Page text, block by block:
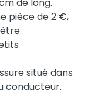
pièce de 2 €,
situé dans
conducteur.